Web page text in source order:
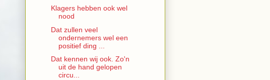
Klagers hebben ook wel
nood
Dat zullen veel
ondernemers wel een
positief ding ...
Dat kennen wij ook. Zo'n
uit de hand gelopen
circu...